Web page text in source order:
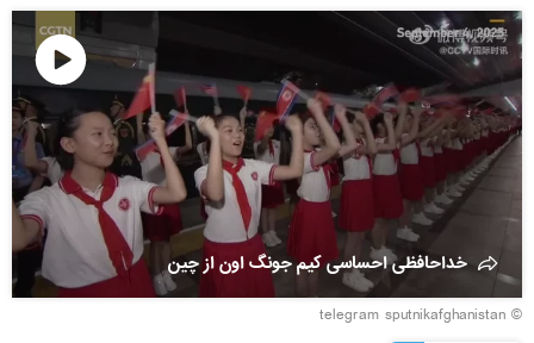
پخش
ویدیو
خداحافظی احساسی کیم جونگ اون از چین
© telegram sputnikafghanistan